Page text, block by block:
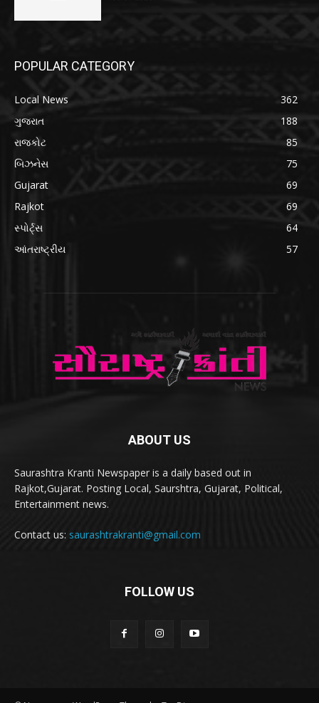
POPULAR CATEGORY
Local News
362
ગુજરાત
188
રાજકોટ
85
બિઝનેસ
75
Gujarat
69
Rajkot
69
સ્પોર્ટ્સ
64
આંતરાષ્ટ્રીય
57
ABOUT US
Saurashtra Kranti Newspaper is a daily based out in
Rajkot,Gujarat. Posting Local, Saurshtra, Gujarat, Political,
Entertainment news.
Contact us: saurashtrakranti@gmail.com
FOLLOW US